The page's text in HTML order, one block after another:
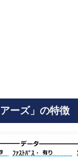
アーズ」の特徴